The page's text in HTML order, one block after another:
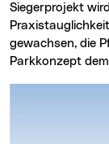
Siegerprojekt
gewachsen, die
Parkkonzept